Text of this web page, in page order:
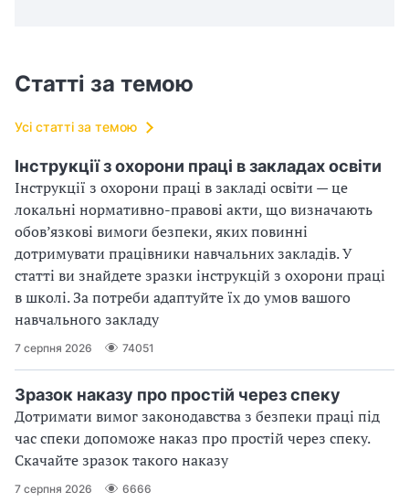
Статті за темою
Усі статті за темою
Інструкції з охорони праці в закладах освіти
Інструкції з охорони праці в закладі освіти — це
локальні нормативно-правові акти, що визначають
обов’язкові вимоги безпеки, яких повинні
дотримувати працівники навчальних закладів. У
статті ви знайдете зразки інструкцій з охорони праці
в школі. За потреби адаптуйте їх до умов вашого
навчального закладу
7 серпня 2026 74051
Зразок наказу про простій через спеку
Дотримати вимог законодавства з безпеки праці під
час спеки допоможе наказ про простій через спеку.
Скачайте зразок такого наказу
7 серпня 2026 6666